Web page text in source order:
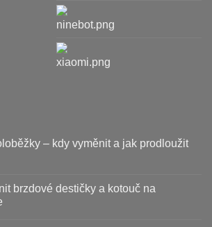
– kdy vyměnit a jak prodloužit
brzdové destičky a kotouč na